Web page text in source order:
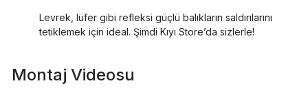
Levrek, lüfer gibi refleksi güçlü balıkların saldırılarını
tetiklemek için ideal. Şimdi Kıyı Store’da sizlerle!
Montaj Videosu